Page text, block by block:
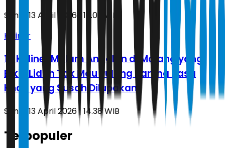
Senin, 13 April 2026 | 15.05 WIB
Kuliner
15 Kuliner Malam Andalan di Malang yang
Bikin Lidah Tak Mau Pulang Karena Rasa
Khas yang Susah Dilupakan
Senin, 13 April 2026 | 14.38 WIB
Terpopuler